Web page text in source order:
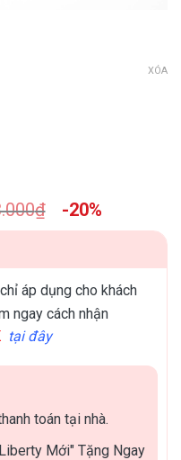
XÓA
₫ -20%
áp dụng cho khách
ngay cách nhận
tại đây
toán tại nhà.
Mới" Tặng Ngay